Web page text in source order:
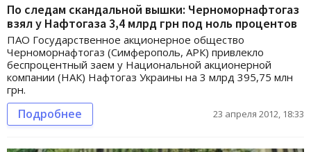
По следам скандальной вышки: Черноморнафтогаз
взял у Нафтогаза 3,4 млрд грн под ноль процентов
ПАО Государственное акционерное общество
Черноморнафтогаз (Симферополь, АРК) привлекло
беспроцентный заем у Национальной акционерной
компании (НАК) Нафтогаз Украины на 3 млрд 395,75 млн
грн.
Подробнее 23 апреля 2012, 18:33